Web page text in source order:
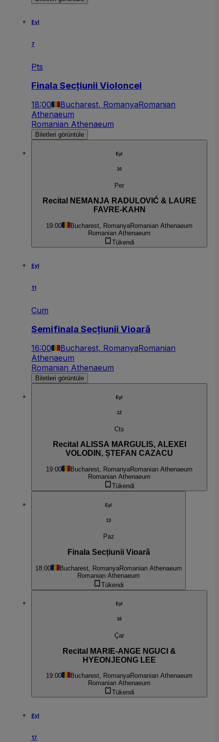
Eyl
7
Pts
Finala Secțiunii Violoncel
18:00 Bucharest, RomanyaRomanian
Athenaeum
Romanian Athenaeum
Biletleri görüntüle
Eyl
10
Per
Recital NEMANJA RADULOVIĆ & LAURE
FAVRE-KAHN
19:00 Bucharest, RomanyaRomanian Athenaeum
Romanian Athenaeum
Tükendi
Eyl
11
Cum
Semifinala Secțiunii Vioară
16:00 Bucharest, RomanyaRomanian
Athenaeum
Romanian Athenaeum
Biletleri görüntüle
Eyl
12
Cts
Recital ALISSA MARGULIS, ALEXEI
VOLODIN, ȘTEFAN CAZACU
19:00 Bucharest, RomanyaRomanian Athenaeum
Romanian Athenaeum
Tükendi
Eyl
13
Paz
Finala Secțiunii Vioară
18:00 Bucharest, RomanyaRomanian Athenaeum
Romanian Athenaeum
Tükendi
Eyl
16
Çar
Recital MARIE-ANGE NGUCI &
HYEONJEONG LEE
19:00 Bucharest, RomanyaRomanian Athenaeum
Romanian Athenaeum
Tükendi
Eyl
17